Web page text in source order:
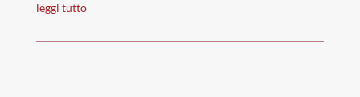
leggi tutto